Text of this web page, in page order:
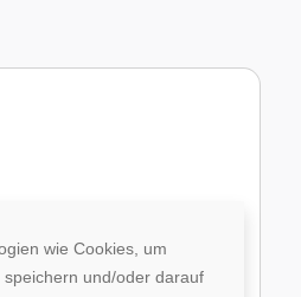
wie Cookies, um
und/oder darauf
Projekte aus.